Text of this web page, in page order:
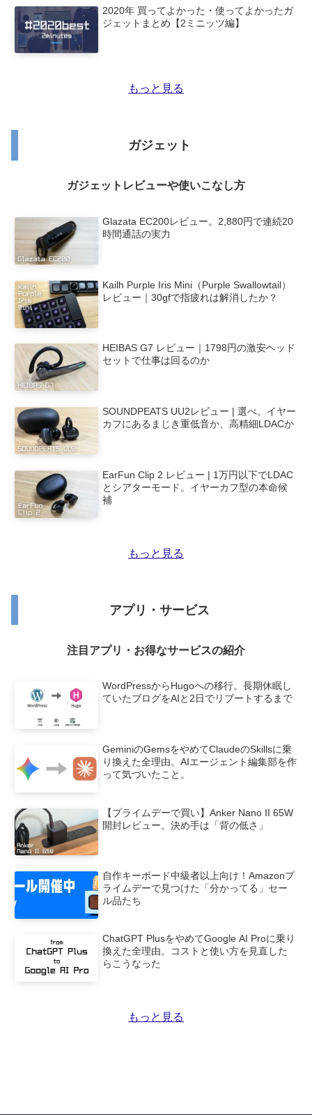
2020年 買ってよかった・使ってよかったガ
ジェットまとめ【2ミニッツ編】
もっと見る
ガジェット
ガジェットレビューや使いこなし方
Glazata EC200レビュー。2,880円で連続20
時間通話の実力
Kailh Purple Iris Mini（Purple Swallowtail）
レビュー｜30gfで指疲れは解消したか？
HEIBAS G7 レビュー｜1798円の激安ヘッド
セットで仕事は回るのか
SOUNDPEATS UU2レビュー | 選べ。イヤー
カフにあるまじき重低音か、高精細LDACか
EarFun Clip 2 レビュー | 1万円以下でLDAC
とシアターモード。イヤーカフ型の本命候
補
もっと見る
アプリ・サービス
注目アプリ・お得なサービスの紹介
WordPressからHugoへの移行。長期休眠し
ていたブログをAIと2日でリブートするまで
GeminiのGemsをやめてClaudeのSkillsに乗
り換えた全理由。AIエージェント編集部を作
って気づいたこと。
【プライムデーで買い】Anker Nano II 65W
開封レビュー。決め手は「背の低さ」
自作キーボード中級者以上向け！Amazonプ
ライムデーで見つけた「分かってる」セー
ル品たち
ChatGPT PlusをやめてGoogle AI Proに乗り
換えた全理由。コストと使い方を見直した
らこうなった
もっと見る